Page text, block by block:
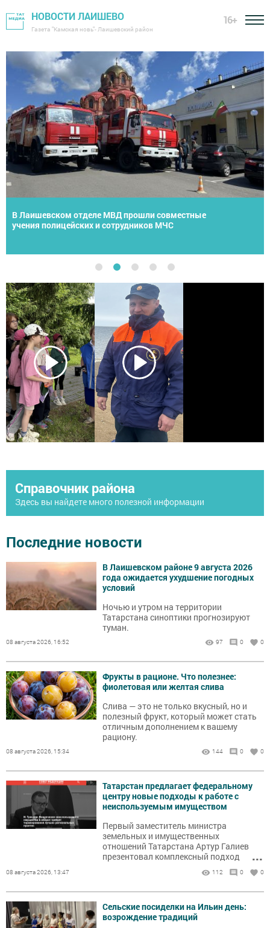
НОВОСТИ ЛАИШЕВО
Газета "Камская новь"- Лаишевский район
16+
Тыл, ставший щитом: Как в Песчано-Ковалинском
пункте день за днем плетут маскировочные сети для
Справочник района
Здесь вы найдете много полезной информации
Последние новости
В Лаишевском районе 9 августа 2026
года ожидается ухудшение погодных
условий
Ночью и утром на территории
Татарстана синоптики прогнозируют
туман.
08 августа 2026, 16:52 97 0 0
Фрукты в рационе. Что полезнее:
фиолетовая или желтая слива
Слива — это не только вкусный, но и
полезный фрукт, который может стать
отличным дополнением к вашему
рациону.
08 августа 2026, 15:34 144 0 0
Татарстан предлагает федеральному
центру новые подходы к работе с
неиспользуемым имуществом
Первый заместитель министра
земельных и имущественных
отношений Татарстана Артур Галиев
презентовал комплексный подход
республики к инвентаризации и
активному вовлечению таких объектов
...
08 августа 2026, 13:47 112 0 0
Сельские посиделки на Ильин день:
возрождение традиций